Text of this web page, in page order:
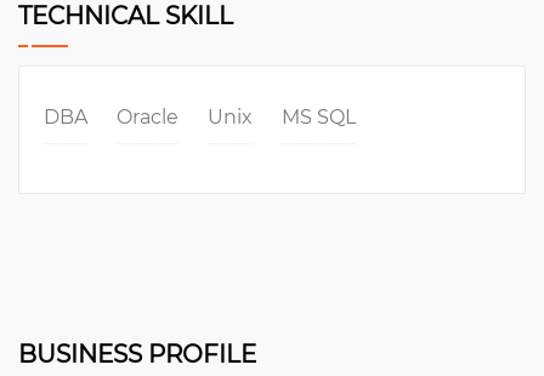
TECHNICAL SKILL
DBA Oracle Unix MS SQL
BUSINESS PROFILE